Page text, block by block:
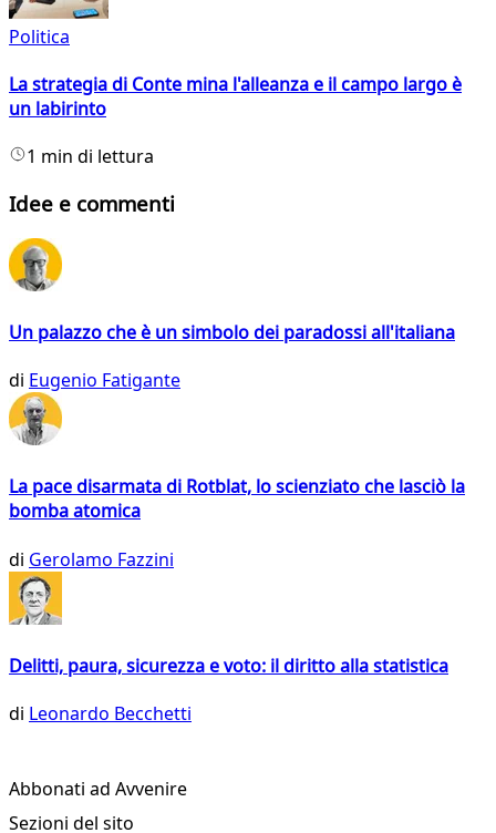
Politica
La strategia di Conte mina l'alleanza e il campo largo è
un labirinto
1 min di lettura
Idee e commenti
Un palazzo che è un simbolo dei paradossi all'italiana
di Eugenio Fatigante
La pace disarmata di Rotblat, lo scienziato che lasciò la
bomba atomica
di Gerolamo Fazzini
Delitti, paura, sicurezza e voto: il diritto alla statistica
di Leonardo Becchetti
Abbonati ad Avvenire
Sezioni del sito